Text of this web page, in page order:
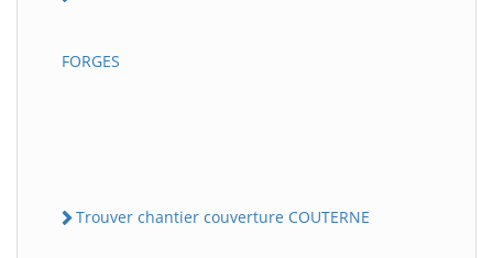
FORGES
Trouver chantier couverture COUTERNE